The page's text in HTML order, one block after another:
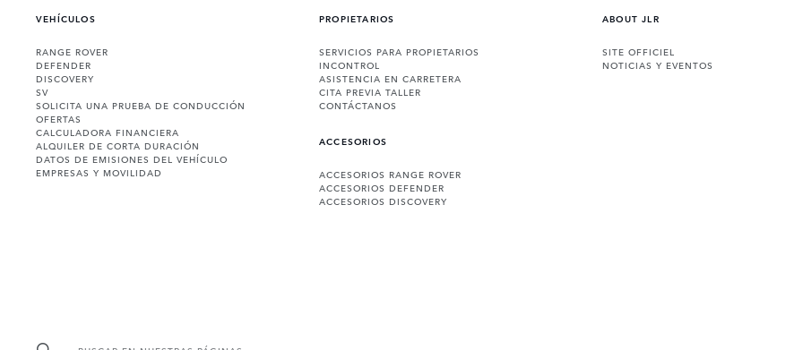
VEHÍCULOS
RANGE ROVER
DEFENDER
DISCOVERY
SV
SOLICITA UNA PRUEBA DE CONDUCCIÓN
OFERTAS
CALCULADORA FINANCIERA
ALQUILER DE CORTA DURACIÓN
DATOS DE EMISIONES DEL VEHÍCULO
EMPRESAS Y MOVILIDAD
PROPIETARIOS
SERVICIOS PARA PROPIETARIOS
INCONTROL
ASISTENCIA EN CARRETERA
CITA PREVIA TALLER
CONTÁCTANOS
ACCESORIOS
ACCESORIOS RANGE ROVER
ACCESORIOS DEFENDER
ACCESORIOS DISCOVERY
ABOUT JLR
SITE OFFICIEL
NOTICIAS Y EVENTOS